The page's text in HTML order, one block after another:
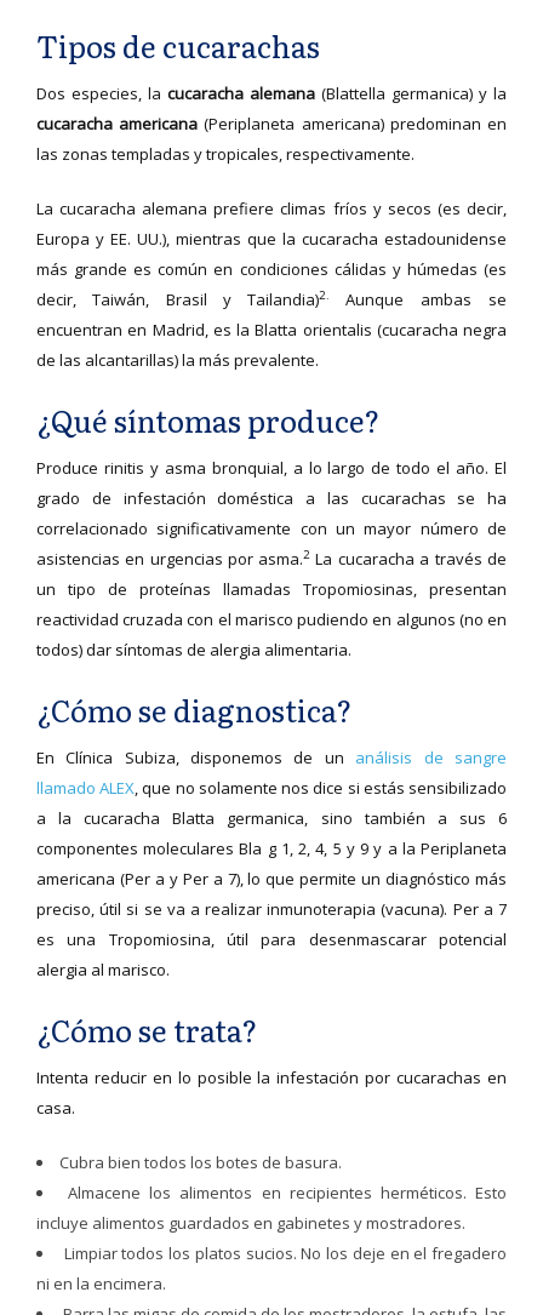
Tipos de cucarachas
Dos especies, la cucaracha alemana (Blattella germanica) y la
cucaracha americana (Periplaneta americana) predominan en
las zonas templadas y tropicales, respectivamente.
La cucaracha alemana prefiere climas fríos y secos (es decir,
Europa y EE. UU.), mientras que la cucaracha estadounidense
más grande es común en condiciones cálidas y húmedas (es
decir, Taiwán, Brasil y Tailandia)2. Aunque ambas se
encuentran en Madrid, es la Blatta orientalis (cucaracha negra
de las alcantarillas) la más prevalente.
¿Qué síntomas produce?
Produce rinitis y asma bronquial, a lo largo de todo el año. El
grado de infestación doméstica a las cucarachas se ha
correlacionado significativamente con un mayor número de
asistencias en urgencias por asma.2 La cucaracha a través de
un tipo de proteínas llamadas Tropomiosinas, presentan
reactividad cruzada con el marisco pudiendo en algunos (no en
todos) dar síntomas de alergia alimentaria.
¿Cómo se diagnostica?
En Clínica Subiza, disponemos de un análisis de sangre
llamado ALEX, que no solamente nos dice si estás sensibilizado
a la cucaracha Blatta germanica, sino también a sus 6
componentes moleculares Bla g 1, 2, 4, 5 y 9 y a la Periplaneta
americana (Per a y Per a 7), lo que permite un diagnóstico más
preciso, útil si se va a realizar inmunoterapia (vacuna). Per a 7
es una Tropomiosina, útil para desenmascarar potencial
alergia al marisco.
¿Cómo se trata?
Intenta reducir en lo posible la infestación por cucarachas en
casa.
Cubra bien todos los botes de basura.
Almacene los alimentos en recipientes herméticos. Esto
incluye alimentos guardados en gabinetes y mostradores.
Limpiar todos los platos sucios. No los deje en el fregadero
ni en la encimera.